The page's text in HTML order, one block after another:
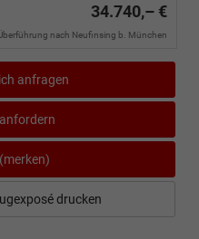
34.740,– €
nach Neufinsing b. München
anfragen
drucken